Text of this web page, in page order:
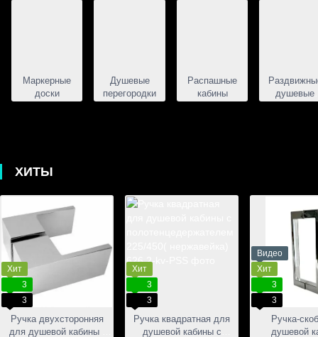
Маркерные
доски
Душевые
перегородки
Распашные
кабины
душевые
ХИТЫ
Хит
3
3
Ручка двухсторонняя
для душевой кабины (
Хит
3
3
Ручка квадратная для
душевой кабины с
Видео
Хит
3
3
Ручка-
душевой